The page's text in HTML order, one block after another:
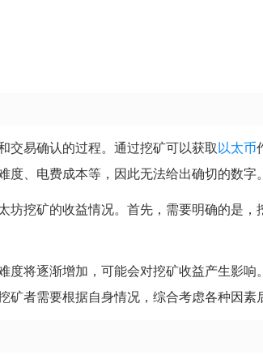
交易确认的过程。通过挖矿可以获取 以太币
、电费成本等，因此无法给出确切的数字。
坊挖矿的收益情况。首先，需要明确的是，
度将逐渐增加，可能会对挖矿收益产生影响
者需要根据自身情况，综合考虑各种因素